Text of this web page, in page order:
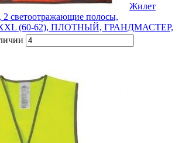
Жилет
светоотражающие полосы,
(60-62), ПЛОТНЫЙ, ГРАНДМАСТЕР,